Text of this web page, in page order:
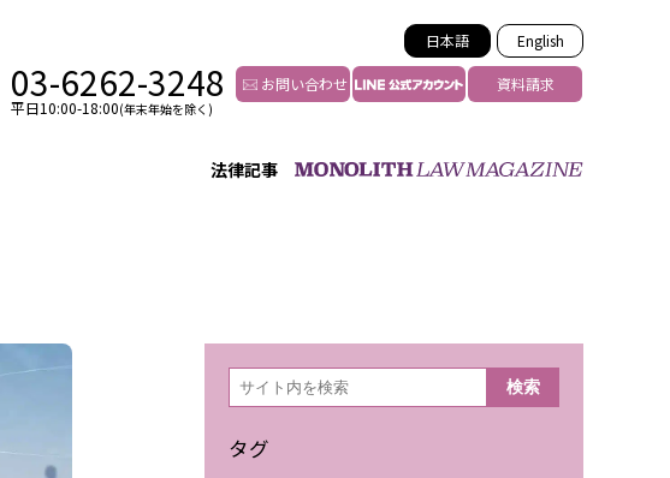
日本語 English
03-6262-3248
平日10:00-18:00(年末年始を除く)
お問い合わせ 資料請求
法律記事
誹謗中傷加害者の弁護
リスティング汚染の削除対策
YouTube等SNSのM&A
検
索 検索
タグ